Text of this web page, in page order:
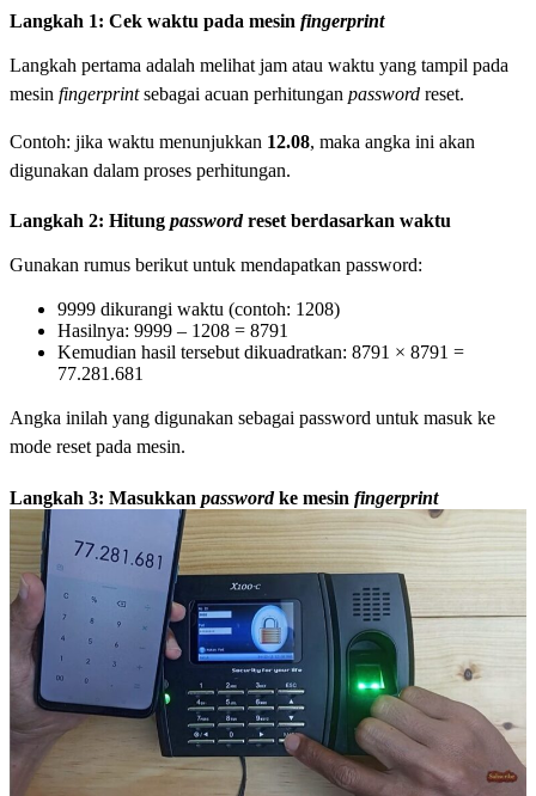
Langkah 1: Cek waktu pada mesin fingerprint
Langkah pertama adalah melihat jam atau waktu yang tampil pada
mesin fingerprintsebagai acuan perhitungan password reset.
Contoh: jika waktu menunjukkan 12.08, maka angka ini akan
digunakan dalam proses perhitungan.
Langkah 2: Hitung passwordreset berdasarkan waktu
Gunakan rumus berikut untuk mendapatkan password:
9999 dikurangi waktu (contoh: 1208)
Hasilnya: 9999 – 1208 = 8791
Kemudian hasil tersebut dikuadratkan: 8791 × 8791 =
77.281.681
Angka inilah yang digunakan sebagai password untuk masuk ke
mode reset pada mesin.
Langkah 3: Masukkan passwordke mesin fingerprint